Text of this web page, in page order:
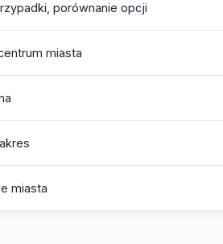
porównanie opcji
miasta
miasta